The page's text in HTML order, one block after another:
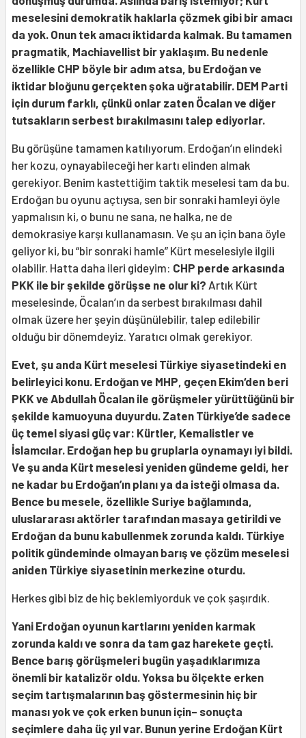
meselesini demokratik haklarla çözmek gibi bir amacı
da yok. Onun tek amacı iktidarda kalmak. Bu tamamen
pragmatik, Machiavellist bir yaklaşım. Bu nedenle
özellikle CHP böyle bir adım atsa, bu Erdoğan ve
iktidar bloğunu gerçekten şoka uğratabilir. DEM Parti
için durum farklı, çünkü onlar zaten Öcalan ve diğer
tutsakların serbest bırakılmasını talep ediyorlar.
Bu görüşüne tamamen katılıyorum. Erdoğan’ın elindeki
her kozu, oynayabileceği her kartı elinden almak
gerekiyor. Benim kastettiğim taktik meselesi tam da bu.
Erdoğan bu oyunu açtıysa, sen bir sonraki hamleyi öyle
yapmalısın ki, o bunu ne sana, ne halka, ne de
demokrasiye karşı kullanamasın. Ve şu an için bana öyle
geliyor ki, bu “bir sonraki hamle” Kürt meselesiyle ilgili
olabilir. Hatta daha ileri gideyim: CHP perde arkasında
PKK ile bir şekilde görüşse ne olur ki? Artık Kürt
meselesinde, Öcalan’ın da serbest bırakılması dahil
olmak üzere her şeyin düşünülebilir, talep edilebilir
olduğu bir dönemdeyiz. Yaratıcı olmak gerekiyor.
Evet, şu anda Kürt meselesi Türkiye siyasetindeki en
belirleyici konu. Erdoğan ve MHP, geçen Ekim‘den beri
PKK ve Abdullah Öcalan ile görüşmeler yürüttüğünü bir
şekilde kamuoyuna duyurdu. Zaten Türkiye’de sadece
üç temel siyasi güç var: Kürtler, Kemalistler ve
İslamcılar. Erdoğan hep bu gruplarla oynamayı iyi bildi.
Ve şu anda Kürt meselesi yeniden gündeme geldi, her
ne kadar bu Erdoğan’ın planı ya da isteği olmasa da.
Bence bu mesele, özellikle Suriye bağlamında,
uluslararası aktörler tarafından masaya getirildi ve
Erdoğan da bunu kabullenmek zorunda kaldı. Türkiye
politik gündeminde olmayan barış ve çözüm meselesi
aniden Türkiye siyasetinin merkezine oturdu.
Herkes gibi biz de hiç beklemiyorduk ve çok şaşırdık.
Yani Erdoğan oyunun kartlarını yeniden karmak
zorunda kaldı ve sonra da tam gaz harekete geçti.
Bence barış görüşmeleri bugün yaşadıklarımıza
önemli bir katalizör oldu. Yoksa bu ölçekte erken
seçim tartışmalarının baş göstermesinin hiç bir
manası yok ve çok erken bunun için– sonuçta
seçimlere daha üç yıl var. Bunun yerine Erdoğan Kürt